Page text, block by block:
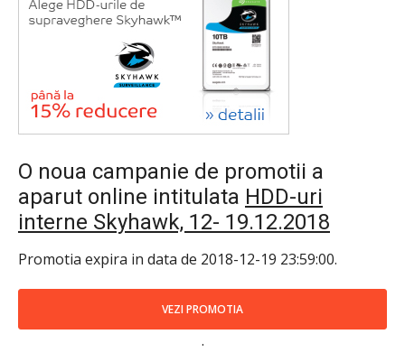
O noua campanie de promotii a
aparut online intitulata HDD-uri
interne Skyhawk, 12- 19.12.2018
Promotia expira in data de 2018-12-19 23:59:00.
VEZI PROMOTIA
.